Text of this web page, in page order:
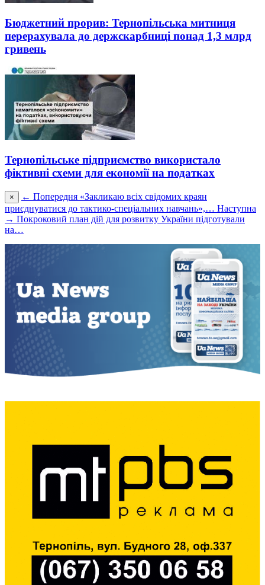
Бюджетний прорив: Тернопільська митниця
перерахувала до держскарбниці понад 1,3 млрд
гривень
Тернопільське підприємство використало
фіктивні схеми для економії на податках
× ← Попередня «Закликаю всіх свідомих краян
приєднуватися до тактико-спеціальних навчань»,… Наступна
→ Покроковий план дій для розвитку України підготували
на…